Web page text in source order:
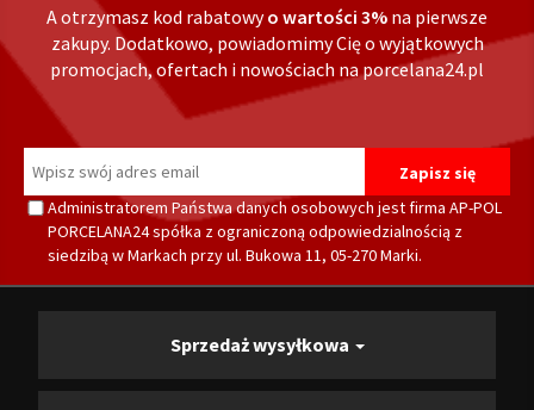
A otrzymasz kod rabatowyo wartości 3% na pierwsze
zakupy. Dodatkowo, powiadomimy Cię o wyjątkowych
promocjach, ofertach i nowościach na porcelana24.pl
Administratorem Państwa danych osobowych jest firma AP-POL
PORCELANA24 spółka z ograniczoną odpowiedzialnością z
siedzibą w Markach przy ul. Bukowa 11, 05-270 Marki.
Sprzedaż wysyłkowa